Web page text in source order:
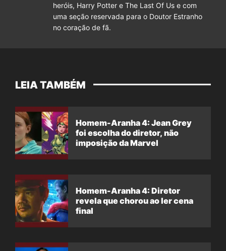
heróis, Harry Potter e The Last Of Us e com
uma seção reservada para o Doutor Estranho
no coração de fã.
LEIA TAMBÉM
Homem-Aranha 4: Jean Grey
foi escolha do diretor, não
imposição da Marvel
Homem-Aranha 4: Diretor
revela que chorou ao ler cena
final